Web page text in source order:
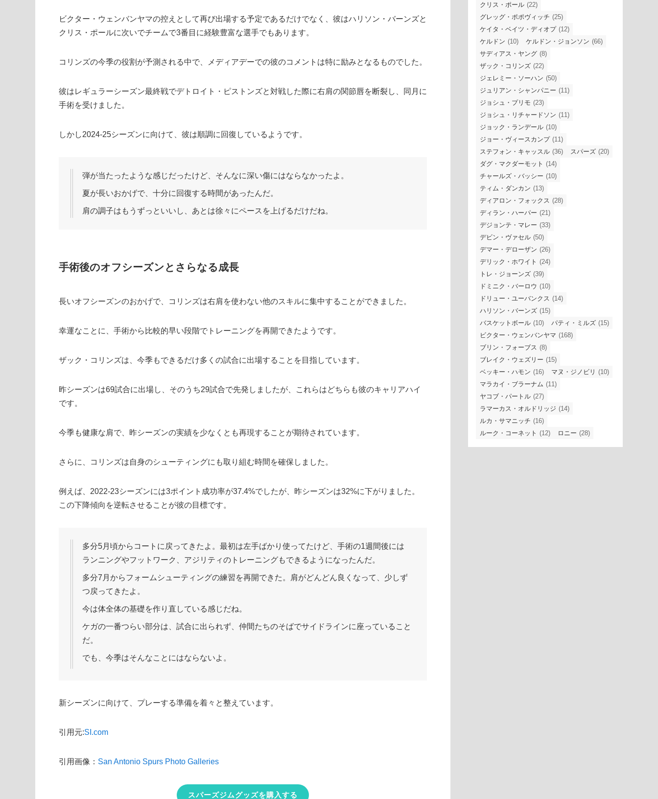
ビクター・ウェンバンヤマの控えとして再び出場する予定であるだけでなく、彼はハリソン・バーンズと
クリス・ポールに次いでチームで3番目に経験豊富な選手でもあります。
コリンズの今季の役割が予測される中で、メディアデーでの彼のコメントは特に励みとなるものでした。
彼はレギュラーシーズン最終戦でデトロイト・ピストンズと対戦した際に右肩の関節唇を断裂し、同月に
手術を受けました。
しかし2024-25シーズンに向けて、彼は順調に回復しているようです。
弾が当たったような感じだったけど、そんなに深い傷にはならなかったよ。
夏が長いおかげで、十分に回復する時間があったんだ。
肩の調子はもうずっといいし、あとは徐々にペースを上げるだけだね。
手術後のオフシーズンとさらなる成長
長いオフシーズンのおかげで、コリンズは右肩を使わない他のスキルに集中することができました。
幸運なことに、手術から比較的早い段階でトレーニングを再開できたようです。
ザック・コリンズは、今季もできるだけ多くの試合に出場することを目指しています。
昨シーズンは69試合に出場し、そのうち29試合で先発しましたが、これらはどちらも彼のキャリアハイ
です。
今季も健康な肩で、昨シーズンの実績を少なくとも再現することが期待されています。
さらに、コリンズは自身のシューティングにも取り組む時間を確保しました。
例えば、2022-23シーズンには3ポイント成功率が37.4%でしたが、昨シーズンは32%に下がりました。
この下降傾向を逆転させることが彼の目標です。
多分5月頃からコートに戻ってきたよ。最初は左手ばかり使ってたけど、手術の1週間後には
ランニングやフットワーク、アジリティのトレーニングもできるようになったんだ。
多分7月からフォームシューティングの練習を再開できた。肩がどんどん良くなって、少しず
つ戻ってきたよ。
今は体全体の基礎を作り直している感じだね。
ケガの一番つらい部分は、試合に出られず、仲間たちのそばでサイドラインに座っていること
だ。
でも、今季はそんなことにはならないよ。
新シーズンに向けて、プレーする準備を着々と整えています。
引用元:SI.com
引用画像： San Antonio Spurs Photo Galleries
スパーズジムグッズを購入する
クリス・ポール (22)
グレッグ・ポポヴィッチ (25)
ケイタ・ベイツ・ディオプ (12)
ケルドン (10) ケルドン・ジョンソン (66)
サディアス・ヤング (8)
ザック・コリンズ (22)
ジェレミー・ソーハン (50)
ジュリアン・シャンパニー (11)
ジョシュ・プリモ (23)
ジョシュ・リチャードソン (11)
ジョック・ランデール (10)
ジョー・ヴィースカンプ (11)
ステフォン・キャッスル (36) スパーズ (20)
ダグ・マクダーモット (14)
チャールズ・バッシー (10)
ティム・ダンカン (13)
ディアロン・フォックス (28)
ディラン・ハーパー (21)
デジョンテ・マレー (33)
デビン・ヴァセル (50)
デマー・デローザン (26)
デリック・ホワイト (24)
トレ・ジョーンズ (39)
ドミニク・バーロウ (10)
ドリュー・ユーバンクス (14)
ハリソン・バーンズ (15)
バスケットボール (10) パティ・ミルズ (15)
ビクター・ウェンバンヤマ (168)
ブリン・フォーブス (8)
ブレイク・ウェズリー (15)
ベッキー・ハモン (16) マヌ・ジノビリ (10)
マラカイ・ブラーナム (11)
ヤコブ・パートル (27)
ラマーカス・オルドリッジ (14)
ルカ・サマニッチ (16)
ルーク・コーネット (12) ロニー (28)